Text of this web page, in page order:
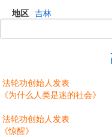
地区 吉林
法轮功创始人发表
《为什么人类是迷的社会》
法轮功创始人发表
《惊醒》